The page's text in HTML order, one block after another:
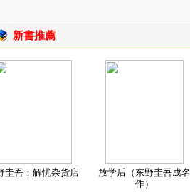
新書推薦
圭吾：解忧杂货店
放学后（东野圭吾成名
作）